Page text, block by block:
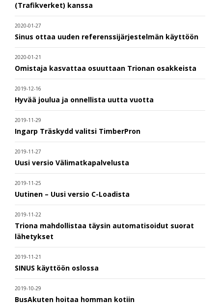
(Trafikverket) kanssa
2020-01-27
Sinus ottaa uuden referenssijärjestelmän käyttöön
2020-01-21
Omistaja kasvattaa osuuttaan Trionan osakkeista
2019-12-16
Hyvää joulua ja onnellista uutta vuotta
2019-11-29
Ingarp Träskydd valitsi TimberPron
2019-11-27
Uusi versio Välimatkapalvelusta
2019-11-25
Uutinen – Uusi versio C-Loadista
2019-11-22
Triona mahdollistaa täysin automatisoidut suorat
lähetykset
2019-11-21
SINUS käyttöön oslossa
2019-10-29
BusAkuten hoitaa homman kotiin